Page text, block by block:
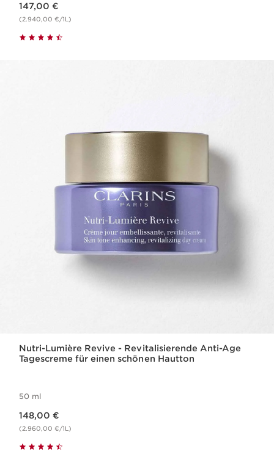
147,00 €
(2.940,00 €/1L)
Nutri-Lumière Revive - Revitalisierende Anti-Age
Tagescreme für einen schönen Hautton
50 ml
148,00 €
(2.960,00 €/1L)